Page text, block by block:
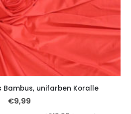
Bambus, unifarben Koralle
€9,99